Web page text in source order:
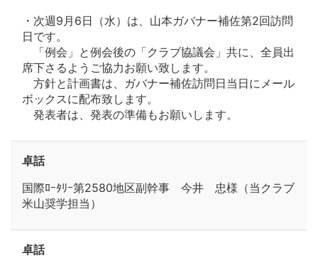
・次週9月6日（水）は、山本ガバナー補佐第2回訪問
日です。
「例会」と例会後の「クラブ協議会」共に、全員出
席下さるようご協力お願い致します。
方針と計画書は、ガバナー補佐訪問日当日にメール
ボックスに配布致します。
発表者は、発表の準備もお願いします。
卓話
国際ﾛｰﾀﾘｰ第2580地区副幹事 今井 忠様（当クラブ
米山奨学担当）
卓話